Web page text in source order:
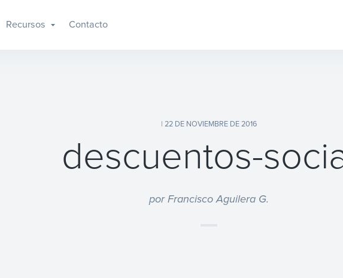
Recursos Contacto
| 22 DE NOVIEMBRE DE 2016
descuentos-
por Francisco Aguilera G.